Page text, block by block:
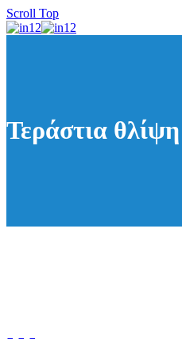
Scroll Top
Τεράστια